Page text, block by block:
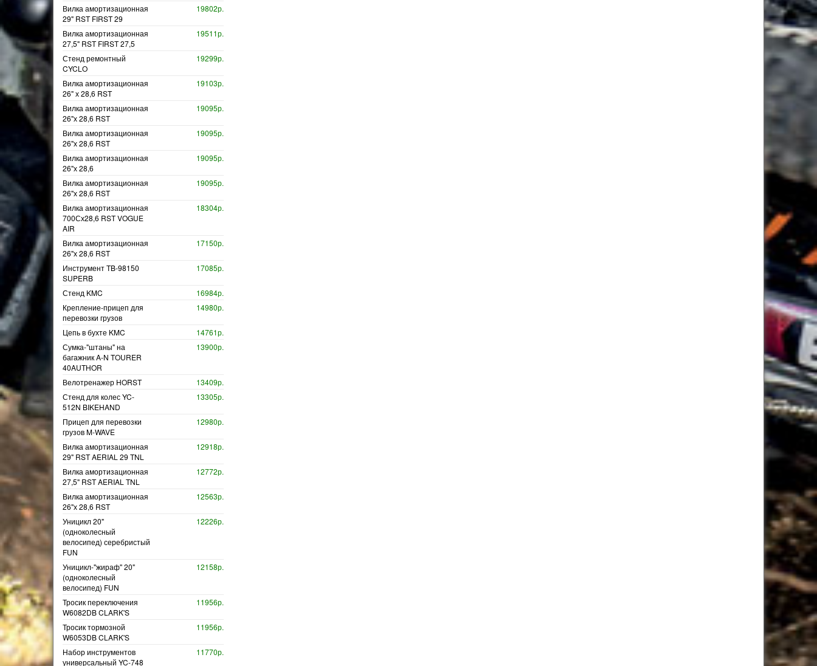
Вилка амортизационная
29" RST FIRST 29
19802р.
Вилка амортизационная
27,5" RST FIRST 27,5
19511р.
Стенд ремонтный
CYCLO
19299р.
Вилка амортизационная
26" х 28,6 RST
19103р.
Вилка амортизационная
26"х 28,6 RST
19095р.
Вилка амортизационная
26"х 28,6 RST
19095р.
Вилка амортизационная
26"х 28,6
19095р.
Вилка амортизационная
26"х 28,6 RST
19095р.
Вилка амортизационная
700Сх28,6 RST VOGUE
AIR
18304р.
Вилка амортизационная
26"х 28,6 RST
17150р.
Инструмент TB-98150
SUPERB
17085р.
Стенд KMC
16984р.
Крепление-прицеп для
перевозки грузов
14980р.
Цепь в бухте KMC
14761р.
Сумка-"штаны" на
багажник A-N TOURER
40AUTHOR
13900р.
Велотренажер HORST
13409р.
Стенд для колес YC-
512N BIKEHAND
13305р.
Прицеп для перевозки
грузов M-WAVE
12980р.
Вилка амортизационная
29" RST AERIAL 29 TNL
12918р.
Вилка амортизационная
27,5" RST AERIAL TNL
12772р.
Вилка амортизационная
26"х 28,6 RST
12563р.
Уницикл 20"
(одноколесный
велосипед) серебристый
FUN
12226р.
Уницикл-"жираф" 20"
(одноколесный
велосипед) FUN
12158р.
Тросик переключения
W6082DB CLARK'S
11956р.
Тросик тормозной
W6053DB CLARK'S
11956р.
Набор инструментов
универсальный YC-748
11770р.